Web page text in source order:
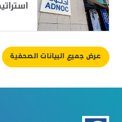
عرض جميع البيانات الصحفية